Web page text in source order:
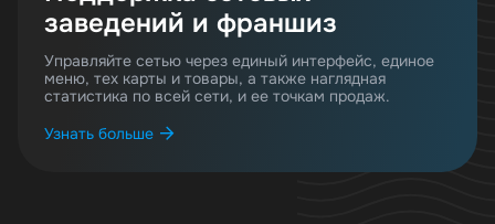
заведений и франшиз
Управляйте сетью через единый интерфейс, единое
меню, тех карты и товары, а также наглядная
статистика по всей сети, и ее точкам продаж.
Узнать больше